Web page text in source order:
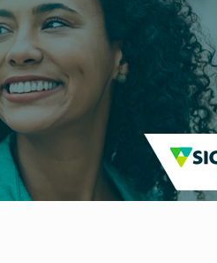
ficaram mais difíceis
na Bolívia
crianças e adolescentes
provedores de internet
quase meia tonelada de maconha
comunidades do Baixo Madeira